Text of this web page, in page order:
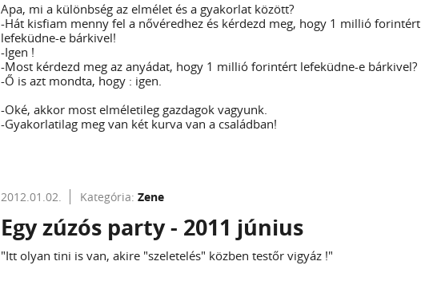
Apa, mi a különbség az elmélet és a gyakorlat között?
-Hát kisfiam menny fel a nővéredhez és kérdezd meg, hogy 1 millió forintért
lefeküdne-e bárkivel!
-Igen !
-Most kérdezd meg az anyádat, hogy 1 millió forintért lefeküdne-e bárkivel?
-Ő is azt mondta, hogy : igen.
-Oké, akkor most elméletileg gazdagok vagyunk.
-Gyakorlatilag meg van két kurva van a családban!
2012.01.02. Kategória: Zene
Egy zúzós party - 2011 június
"Itt olyan tini is van, akire "szeletelés" közben testőr vigyáz !"